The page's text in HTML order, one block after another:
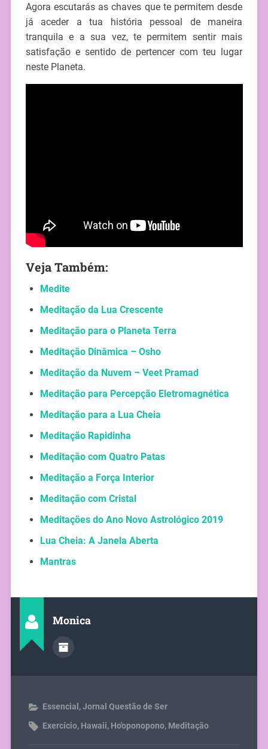
Agora escutarás as chaves que te permitem desde
já aceder a tua história pessoal de maneira
tranquila e a sua vez, te permitem sentir mais
satisfação e sentido de pertencer com teu lugar
neste Planeta.
Veja Também:
Medite
Meditação da Lua Crescente
Meditação para o Planeta Terra
Meditação Dinâmica – Osho
Meditação da Nuvem – Veet Pramad
Meditação para Percepção Eletromagnética
Meditação para a Lua Cheia
Meditação Rapidinha
Meditação com Quatro Patas
Meditação a Força Interior
Meditação com Cristal
Meditações do Ano Novo Astrológico 2019
Lua Cheia: A Janela Aberta
Mantras
Monica
Essencial ,Jornal Questão de Ser
Exercício, Hawaii, Ho'oponopono, Meditação